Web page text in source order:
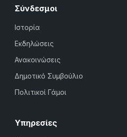
Σύνδεσμοι
Ιστορία
Εκδηλώσεις
Ανακοινώσεις
Δημοτικό Συμβούλιο
Πολιτικοί Γάμοι
Υπηρεσίες